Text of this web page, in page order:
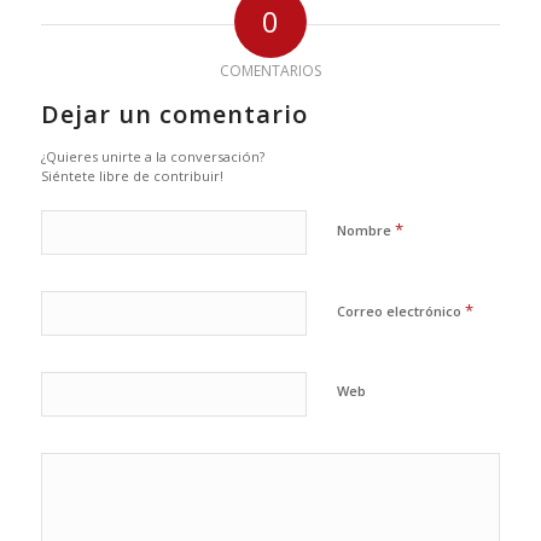
0
COMENTARIOS
Dejar un comentario
¿Quieres unirte a la conversación?
Siéntete libre de contribuir!
Nombre *
Correo electrónico *
Web